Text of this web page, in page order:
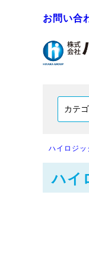
お問い合
ハイロジ
ハイ